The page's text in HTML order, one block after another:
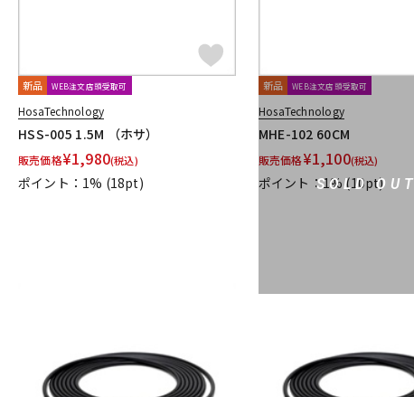
新品 WEB注文店頭受取可
HosaTechnology
HSS-005 1.5M （ホサ）
販売価格¥1,980(税込)
ポイント：1% (18pt) SOLD OUT
新品 WEB注文店頭受取可
HosaTechnology
MHE-102 60CM
販売価格¥1,100(税込)
ポイント：1%(10pt)